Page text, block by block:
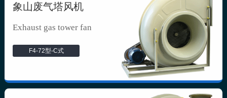
象山废气塔风机
Exhaust gas tower fan
F4-72型-C式